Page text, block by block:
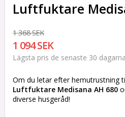
Luftfuktare
1 368 SEK
1 094 SEK
Lägsta pris de senaste 30 dagarna
Om du letar efter hemutrustning
Luftfuktare Medisana AH 680
diverse husgeråd!